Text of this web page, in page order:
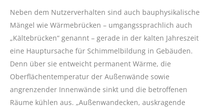
Neben dem Nutzerverhalten sind auch bauphysikalische
Mängel wie Wärmebrücken – umgangssprachlich auch
„Kältebrücken“ genannt – gerade in der kalten Jahreszeit
eine Hauptursache für Schimmelbildung in Gebäuden.
Denn über sie entweicht permanent Wärme, die
Oberflächentemperatur der Außenwände sowie
angrenzender Innenwände sinkt und die betroffenen
Räume kühlen aus. „Außenwandecken, auskragende